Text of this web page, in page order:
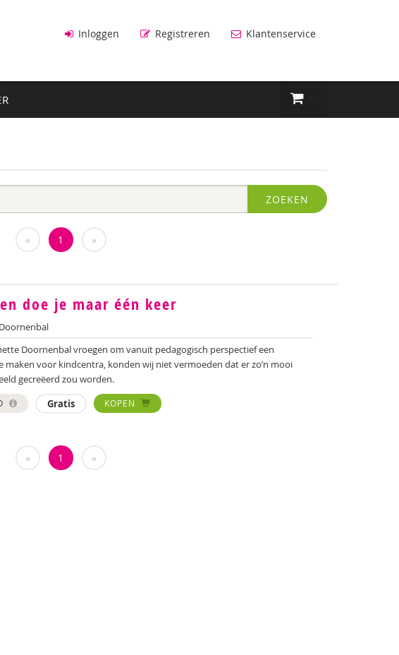
Inloggen Registreren Klantenservice
ZOEKEN
« 1 »
doe je maar één keer
Doornenbal vroegen om vanuit pedagogisch perspectief een
maken voor kindcentra, konden wij niet vermoeden dat er zo’n mooi
gecreëerd zou worden.
Gratis KOPEN
« 1 »